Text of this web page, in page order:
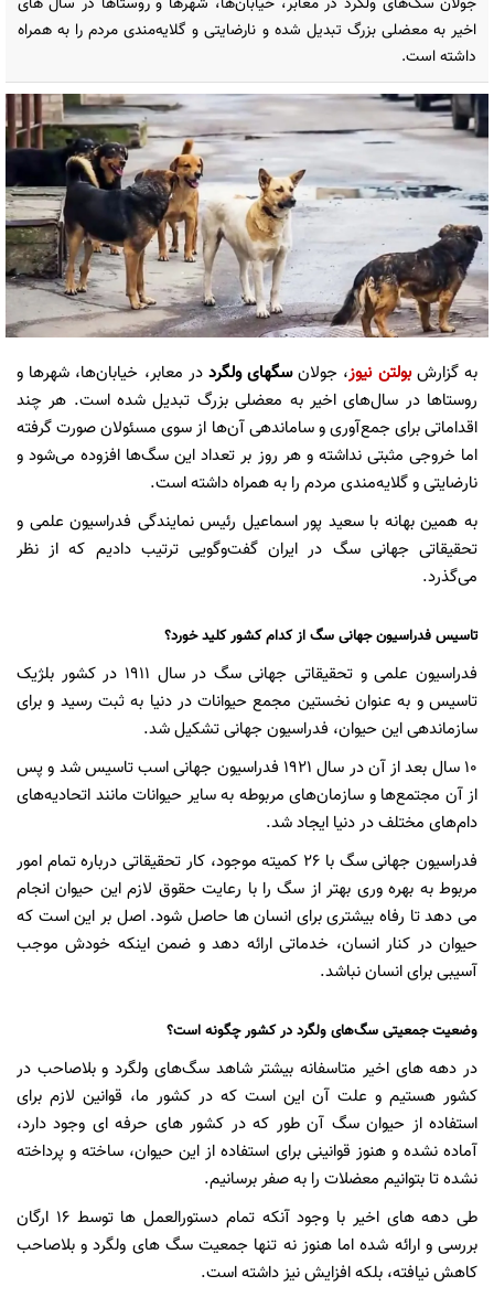
اخیر به معضلی بزرگ تبدیل شده و نارضایتی و گلایه‌مندی مردم را به همراه
داشته است.
به گزارشبولتن نیوز، جولانسگهای ولگرد در معابر، خیابان‌ها، شهرها و
روستاها در سال‌های اخیر به معضلی بزرگ تبدیل شده است. هر چند
اقداماتی برای جمع‌آوری و ساماندهی آن‌ها از سوی مسئولان صورت گرفته
اما خروجی مثبتی نداشته و هر روز بر تعداد این سگ‌ها افزوده می‌شود و
نارضایتی و گلایه‌مندی مردم را به همراه داشته است.
به همین بهانه با سعید پور اسماعیل رئیس نمایندگی فدراسیون علمی و
تحقیقاتی جهانی سگ در ایران گفت‌وگویی ترتیب دادیم که از نظر
می‌گذرد.
تاسیس فدراسیون جهانی سگ از کدام کشور کلید خورد؟
فدراسیون علمی و تحقیقاتی جهانی سگ در سال 1911 در کشور بلژیک
تاسیس و به عنوان نخستین مجمع حیوانات در دنیا به ثبت رسید و برای
سازماندهی این حیوان، فدراسیون جهانی تشکیل شد.
10 سال بعد از آن در سال 1921 فدراسیون جهانی اسب تاسیس شد و پس
از آن مجتمع‌ها و سازمان‌های مربوطه به سایر حیوانات مانند اتحادیه‌های
دام‌های مختلف در دنیا ایجاد شد.
فدراسیون جهانی سگ با 26 کمیته موجود، کار تحقیقاتی درباره تمام امور
مربوط به بهره وری بهتر از سگ را با رعایت حقوق لازم این حیوان انجام
می دهد تا رفاه بیشتری برای انسان ها حاصل شود. اصل بر این است که
حیوان در کنار انسان، خدماتی ارائه دهد و ضمن اینکه خودش موجب
آسیبی برای انسان نباشد.
وضعیت جمعیتی سگ‌های ولگرد در کشور چگونه است؟
در دهه های اخیر متاسفانه بیشتر شاهد سگ‌های ولگرد و بلاصاحب در
کشور هستیم و علت آن این است که در کشور ما، قوانین لازم برای
استفاده از حیوان سگ آن طور که در کشور های حرفه ای وجود دارد،
آماده نشده و هنوز قوانینی برای استفاده از این حیوان، ساخته و پرداخته
نشده تا بتوانیم معضلات را به صفر برسانیم.
طی دهه های اخیر با وجود آنکه تمام دستورالعمل ها توسط 16 ارگان
بررسی و ارائه شده اما هنوز نه تنها جمعیت سگ های ولگرد و بلاصاحب
کاهش نیافته، بلکه افزایش نیز داشته است.